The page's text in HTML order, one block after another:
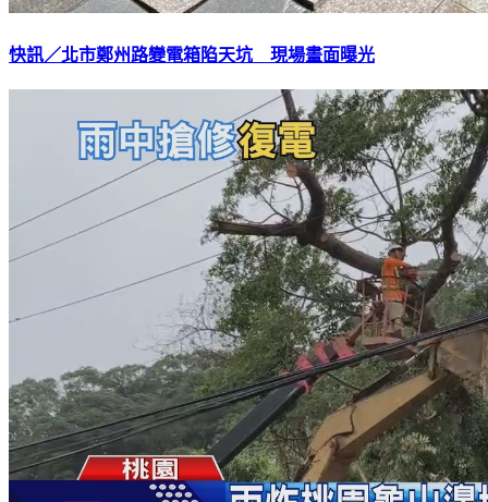
快訊／北市鄭州路變電箱陷天坑 現場畫面曝光